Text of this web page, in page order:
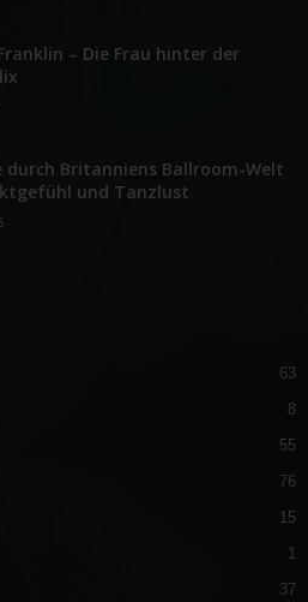
– Die Frau hinter der
durch Britanniens Ballroom-Welt
und Tanzlust
63
8
55
76
15
1
37